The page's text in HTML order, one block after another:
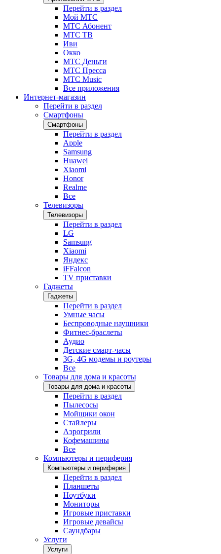
Перейти в раздел
Мой МТС
МТС Абонент
МТС ТВ
Иви
Окко
МТС Деньги
МТС Пресса
МТС Music
Все приложения
Интернет-магазин
Перейти в раздел
Смартфоны
Смартфоны
Перейти в раздел
Apple
Samsung
Huawei
Xiaomi
Honor
Realme
Все
Телевизоры
Телевизоры
Перейти в раздел
LG
Samsung
Xiaomi
Яндекс
iFFalcon
TV приставки
Гаджеты
Гаджеты
Перейти в раздел
Умные часы
Беспроводные наушники
Фитнес-браслеты
Аудио
Детские смарт-часы
3G, 4G модемы и роутеры
Все
Товары для дома и красоты
Товары для дома и красоты
Перейти в раздел
Пылесосы
Мойщики окон
Стайлеры
Аэрогрили
Кофемашины
Все
Компьютеры и периферия
Компьютеры и периферия
Перейти в раздел
Планшеты
Ноутбуки
Мониторы
Игровые приставки
Игровые девайсы
Саундбары
Услуги
Услуги